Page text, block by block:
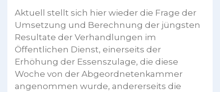
Aktuell stellt sich hier wieder die Frage der
Umsetzung und Berechnung der jüngsten
Resultate der Verhandlungen im
Öffentlichen Dienst, einerseits der
Erhöhung der Essenszulage, die diese
Woche von der Abgeordnetenkammer
angenommen wurde, andererseits die